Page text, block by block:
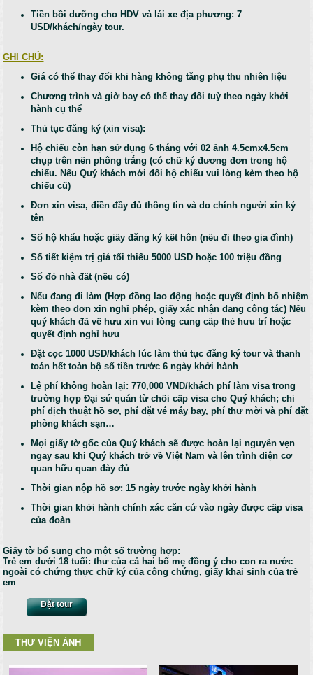
Tiền bồi dưỡng cho HDV và lái xe địa phương: 7
USD/khách/ngày tour.
GHI CHÚ:
Giá có thể thay đổi khi hàng không tăng phụ thu nhiên liệu
Chương trình và giờ bay có thể thay đổi tuỳ theo ngày khởi
hành cụ thể
Thủ tục đăng ký (xin visa):
Hộ chiếu còn hạn sử dụng 6 tháng với 02 ảnh 4.5cmx4.5cm
chụp trên nền phông trắng (có chữ ký đương đơn trong hộ
chiếu. Nếu Quý khách mới đổi hộ chiếu vui lòng kèm theo hộ
chiếu cũ)
Đơn xin visa, điền đầy đủ thông tin và do chính người xin ký
tên
Sổ hộ khẩu hoặc giấy đăng ký kết hôn (nếu đi theo gia đình)
Sổ tiết kiệm trị giá tối thiểu 5000 USD hoặc 100 triệu đồng
Sổ đỏ nhà đất (nếu có)
Nếu đang đi làm (Hợp đồng lao động hoặc quyết định bổ nhiệm
kèm theo đơn xin nghỉ phép, giấy xác nhận đang công tác) Nếu
quý khách đã về hưu xin vui lòng cung cấp thẻ hưu trí hoặc
quyết định nghỉ hưu
Đặt cọc 1000 USD/khách lúc làm thủ tục đăng ký tour và thanh
toán hết toàn bộ số tiền trước 6 ngày khởi hành
Lệ phí không hoàn lại: 770,000 VND/khách phí làm visa trong
trường hợp Đại sứ quán từ chối cấp visa cho Quý khách; chi
phí dịch thuật hồ sơ, phí đặt vé máy bay, phí thư mời và phí đặt
phòng khách sạn…
Mọi giấy tờ gốc của Quý khách sẽ được hoàn lại nguyên vẹn
ngay sau khi Quý khách trở về Việt Nam và lên trình diện cơ
quan hữu quan đày đủ
Thời gian nộp hồ sơ: 15 ngày trước ngày khởi hành
Thời gian khởi hành chính xác căn cứ vào ngày được cấp visa
của đoàn
Giấy tờ bổ sung cho một số trường hợp:
Trẻ em dưới 18 tuổi: thư của cả hai bố mẹ đồng ý cho con ra nước
ngoài có chứng thực chữ ký của công chứng, giấy khai sinh của trẻ
em
Đặt tour
THƯ VIỆN ẢNH